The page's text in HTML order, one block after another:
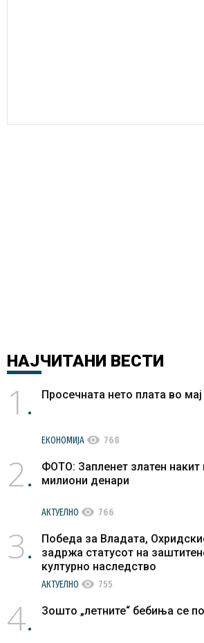
НАЈЧИТАНИ ВЕСТИ
1 Просечната нето плата во
ЕКОНОМИЈА visibility 768
2
ФОТО: Запленет златен накит
милиони денари
АКТУЕЛНО visibility 766
3
Победа за Владата,
задржа статусот на
културно наследство
АКТУЕЛНО visibility 755
4 Зошто „летните“ бебиња се